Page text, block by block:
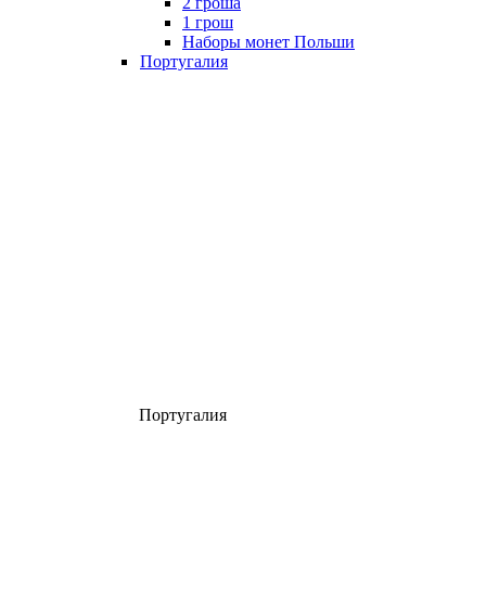
1 грош
Наборы монет Польши
Португалия
Португалия